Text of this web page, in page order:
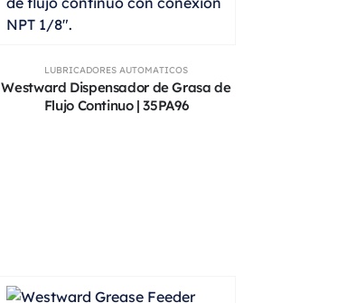
LUBRICADORES AUTOMATICOS
Westward Dispensador de Grasa de
Flujo Continuo | 35PA96